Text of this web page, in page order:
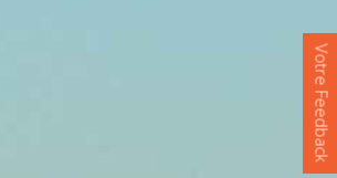
Votre Feedback